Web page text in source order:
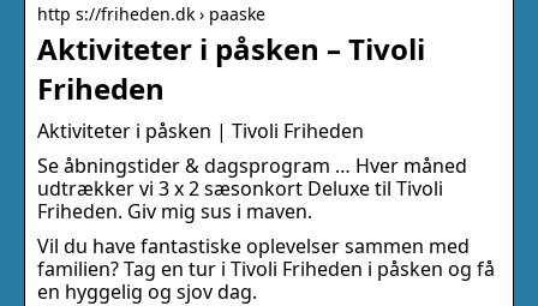
http s://friheden.dk › paaske
Aktiviteter i påsken – Tivoli
Friheden
Aktiviteter i påsken | Tivoli Friheden
Se åbningstider & dagsprogram … Hver måned
udtrækker vi 3 x 2 sæsonkort Deluxe til Tivoli
Friheden. Giv mig sus i maven.
Vil du have fantastiske oplevelser sammen med
familien? Tag en tur i Tivoli Friheden i påsken og få
en hyggelig og sjov dag.